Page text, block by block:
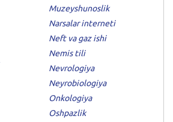
Muzeyshunoslik
Narsalar interneti
Neft va gaz ishi
Nemis tili
Nevrologiya
Neyrobiologiya
Onkologiya
Oshpazlik